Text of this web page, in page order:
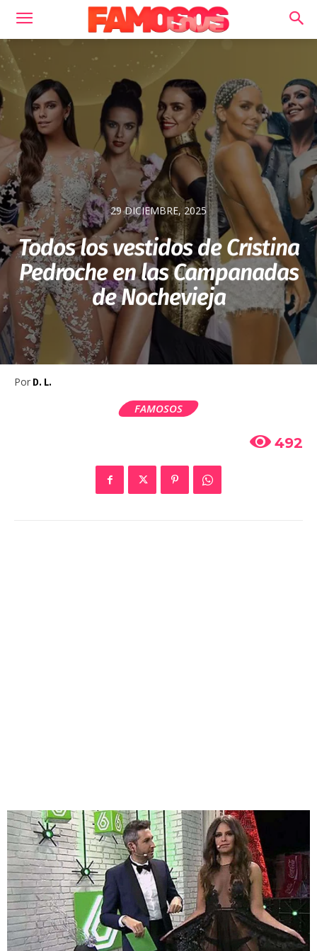
29 DICIEMBRE, 2025
Todos los vestidos de Cristina
Pedroche en las Campanadas
de Nochevieja
Por D. L.
FAMOSOS
492